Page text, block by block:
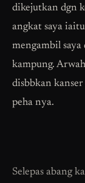
dikejutkan dgn
angkat saya
mengambil
kampung.
disbbkan
peha nya.
Selepas abang